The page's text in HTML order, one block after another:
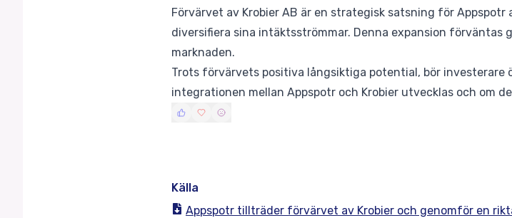
Förvärvet av Krobier AB är en strategisk satsning för
diversifiera sina intäktsströmmar. Denna expansion förväntas
marknaden.
Trots förvärvets positiva långsiktiga potential, bör
integrationen mellan Appspotr och Krobier utvecklas och om
Källa
Appspotr tillträder förvärvet av Krobier och genomför en